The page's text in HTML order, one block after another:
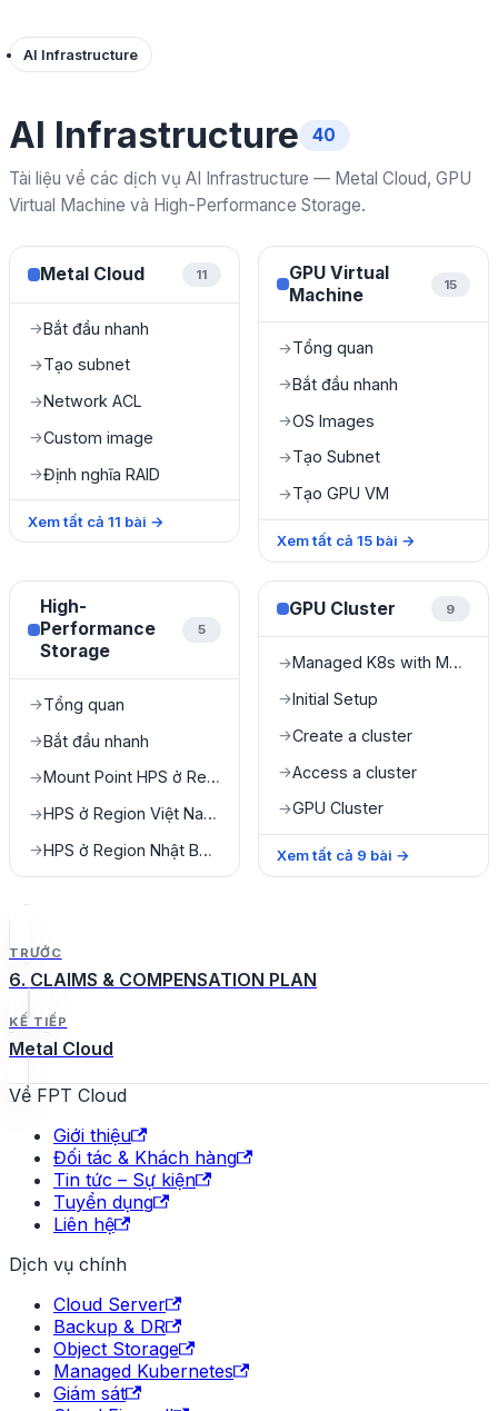
AI Infrastructure
AI Infrastructure 40
Tài liệu về các dịch vụ AI Infrastructure — Metal Cloud, GPU
Virtual Machine và High-Performance Storage.
Metal Cloud 11
→Bắt đầu nhanh
→Tạo subnet
→Network ACL
→Custom image
→Định nghĩa RAID
Xem tất cả 11 bài →
GPU Virtual
Machine
15
→Tổng quan
→Bắt đầu nhanh
→OS Images
→Tạo Subnet
→Tạo GPU VM
Xem tất cả 15 bài →
High-
Performance
Storage
5
→Tổng quan
→Bắt đầu nhanh
→ Mount Point HPS ở Region Việt Nam
→ HPS ở Region Việt Nam (VAST Data)
→ HPS ở Region Nhật Bản (DDN)
GPU Cluster 9
→ Managed K8s with Metal Cloud
→Initial Setup
→Create a cluster
→Access a cluster
→GPU Cluster
Xem tất cả 9 bài →
TRƯỚC
6. CLAIMS & COMPENSATION PLAN
KẾ TIẾP
Metal Cloud
Về FPT Cloud
Giới thiệu
Đối tác & Khách hàng
Tin tức – Sự kiện
Tuyển dụng
Liên hệ
Dịch vụ chính
Cloud Server
Backup & DR
Object Storage
Managed Kubernetes
Giám sát